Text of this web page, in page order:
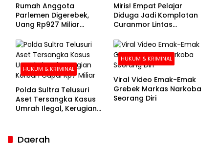
Rumah Anggota
Parlemen Digerebek,
Uang Rp927 Miliar
Miris! Empat Pelajar
Diduga Jadi Komplotan
Curanmor Lintas
HUKUM & KRIMINAL
Polda Sultra Telusuri
Aset Tersangka Kasus
Umrah Ilegal, Kerugian
HUKUM & KRIMINAL
Viral Video Emak-Emak
Grebek Markas Narkoba
Seorang Diri
Daerah